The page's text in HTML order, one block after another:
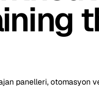
Novi
Prague
panelleri, otomasyon